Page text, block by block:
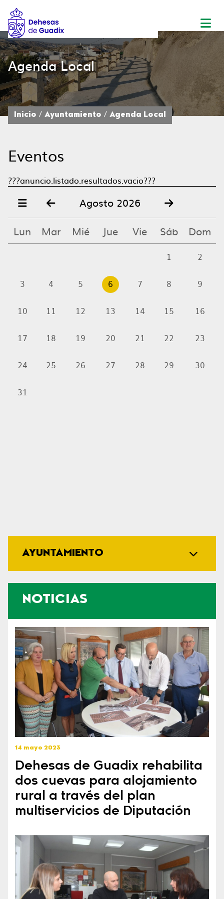
Agenda Local
Inicio Ayuntamiento Agenda Local
AYUNTAMIENTO
NOTICIAS
14 mayo 2023
Dehesas de Guadix rehabilita
dos cuevas para alojamiento
rural a través del plan
multiservicios de Diputación
Eventos
???anuncio.listado.resultados.vacio???
Agosto 2026
Lun
Mar Mié Jue Vie Sáb Dom
1 2
3 4 5 6 7 8 9
10 11 12 13 14 15 16
17 18 19 20 21 22 23
24 25 26 27 28 29 30
31